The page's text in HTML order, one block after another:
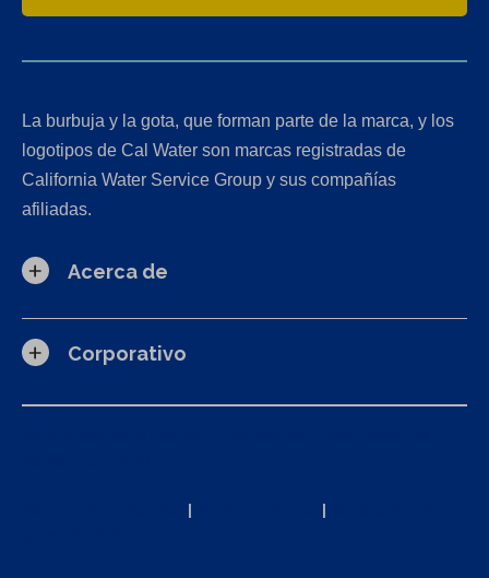
La burbuja y la gota, que forman parte de la marca, y los
logotipos de Cal Water son marcas registradas de
California Water Service Group y sus compañías
afiliadas.
Acerca de
Corporativo
| |